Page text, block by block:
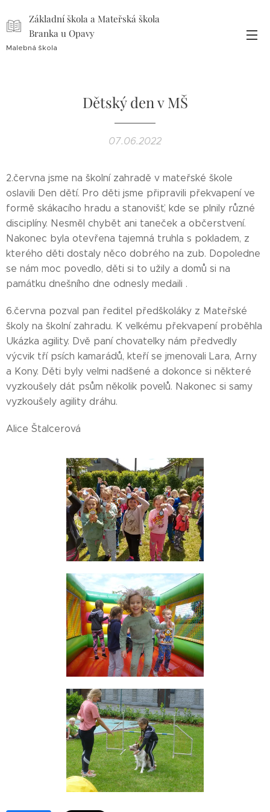
Základní škola a Mateřská škola
Branka u Opavy
Malebná škola
Dětský den v MŠ
07.06.2022
2.června jsme na školní zahradě v mateřské škole
oslavili Den dětí. Pro děti jsme připravili překvapení ve
formě skákacího hradu a stanovišť, kde se plnily různé
disciplíny. Nesměl chybět ani taneček a občerstvení.
Nakonec byla otevřena tajemná truhla s pokladem, z
kterého děti dostaly něco dobrého na zub. Dopoledne
se nám moc povedlo, děti si to užily a domů si na
památku dnešního dne odnesly medaili .
6.června pozval pan ředitel předškoláky z Mateřské
školy na školní zahradu. K velkému překvapení proběhla
Ukázka agility. Dvě paní chovatelky nám předvedly
výcvik tří psích kamarádů, kteří se jmenovali Lara, Arny
a Kony. Děti byly velmi nadšené a dokonce si některé
vyzkoušely dát psům několik povelů. Nakonec si samy
vyzkoušely agility dráhu.
Alice Štalcerová